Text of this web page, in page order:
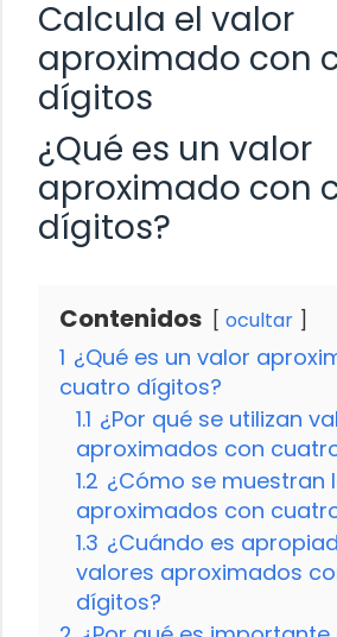
Calcula el valor
aproximado con
dígitos
¿Qué es un valor
aproximado con
dígitos?
Contenidos ocultar
1 ¿Qué es un valor
cuatro dígitos?
1.1 ¿Por qué se utilizan
aproximados con
1.2 ¿Cómo se muestran
aproximados con
1.3 ¿Cuándo es
valores aproximados
dígitos?